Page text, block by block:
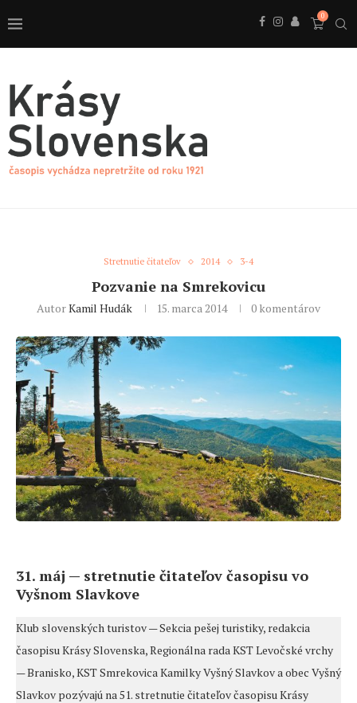
0
Stretnutie čitateľov 2014 3-4
Pozvanie na Smrekovicu
AutorKamil Hudák 15. marca 2014 0 komentárov
31. máj — stretnutie čitateľov časopisu vo
Vyšnom Slavkove
Klub slovenských turistov — Sekcia pešej turistiky, redakcia
časopisu Krásy Slovenska, Regionálna rada KST Levočské vrchy
— Branisko, KST Smrekovica Kamilky Vyšný Slavkov a obec Vyšný
Slavkov pozývajú na 51. stretnutie čitateľov časopisu Krásy